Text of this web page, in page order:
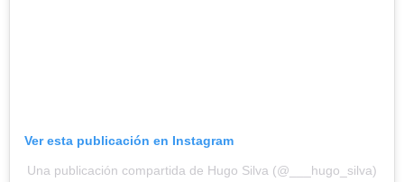
Ver esta publicación en Instagram
Una publicación compartida de Hugo Silva (@___hugo_silva)